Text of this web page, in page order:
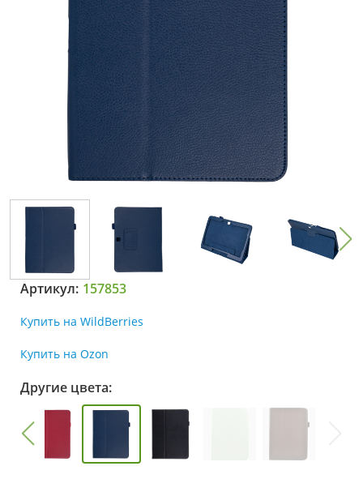
Артикул: 157853
Купить на WildBerries
Купить на Ozon
Другие цвета: